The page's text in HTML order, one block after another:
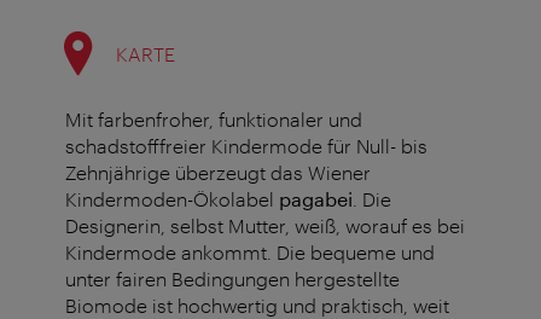
KARTE
Mit farbenfroher, funktionaler und
schadstofffreier Kindermode für Null- bis
Zehnjährige überzeugt das Wiener
Kindermoden-Ökolabel pagabei . Die
Designerin, selbst Mutter, weiß, worauf es bei
Kindermode ankommt. Die bequeme und
unter fairen Bedingungen hergestellte
Biomode ist hochwertig und praktisch, weit